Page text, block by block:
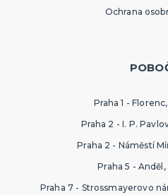
Ochrana
Praha 1 -
Praha 2 - I. P.
Praha 2 - Náměstí
Praha 5 -
Praha 7 - Strossmayerovo